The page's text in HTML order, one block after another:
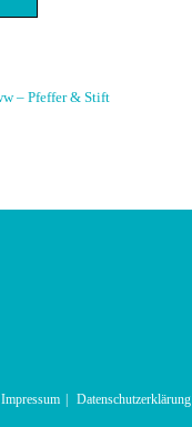
Impressum Datenschutzerklärung